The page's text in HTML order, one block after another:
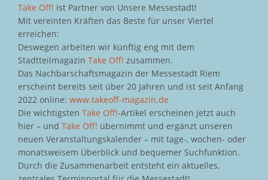
Take Off! ist Partner von Unsere Messestadt!
Mit vereinten Kräften das Beste für unser Viertel
erreichen:
Deswegen arbeiten wir künftig eng mit dem
Stadtteilmagazin Take Off! zusammen.
Das Nachbarschaftsmagazin der Messestadt Riem
erscheint bereits seit über 20 Jahren und ist seit Anfang
2022 online: www.takeoff-magazin.de
Die wichtigsten Take Off!-Artikel erscheinen jetzt auch
hier – und Take Off! übernimmt und ergänzt unseren
neuen Veranstaltungskalender – mit tage-, wochen- oder
monatsweisem Überblick und bequemer Suchfunktion.
Durch die Zusammenarbeit entsteht ein aktuelles,